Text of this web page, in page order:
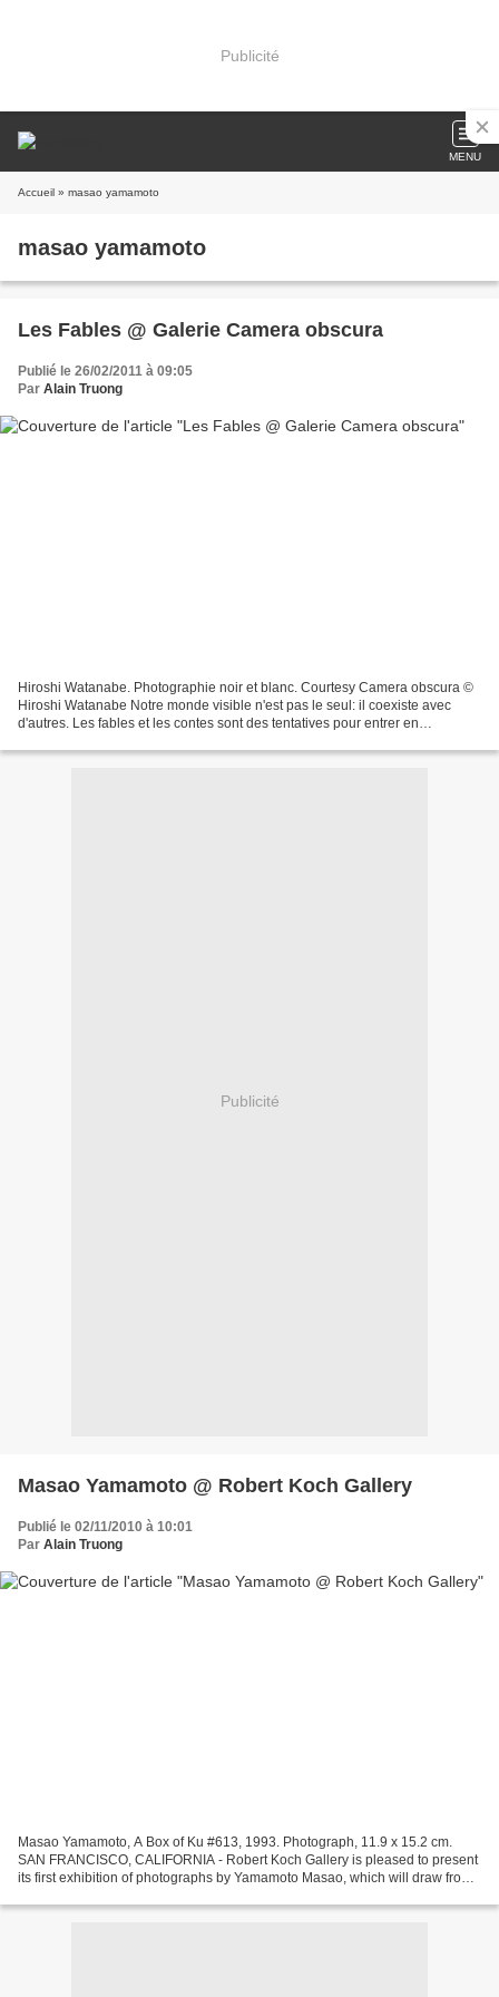
Publicité
MENU
Accueil » masao yamamoto
masao yamamoto
Les Fables @ Galerie Camera obscura
Publié le 26/02/2011 à 09:05
Par Alain Truong
Hiroshi Watanabe. Photographie noir et blanc. Courtesy Camera obscura ©
Hiroshi Watanabe Notre monde visible n'est pas le seul: il coexiste avec
d'autres. Les fables et les contes sont des tentatives pour entrer en
Publicité
Masao Yamamoto @ Robert Koch Gallery
Publié le 02/11/2010 à 10:01
Par Alain Truong
Masao Yamamoto, A Box of Ku #613, 1993. Photograph, 11.9 x 15.2 cm.
SAN FRANCISCO, CALIFORNIA - Robert Koch Gallery is pleased to present
its first exhibition of photographs by Yamamoto Masao, which will draw from